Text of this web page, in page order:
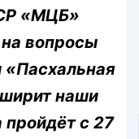
«МЦБ»
вопросы
«Пасхальная
наши
пройдёт с 27